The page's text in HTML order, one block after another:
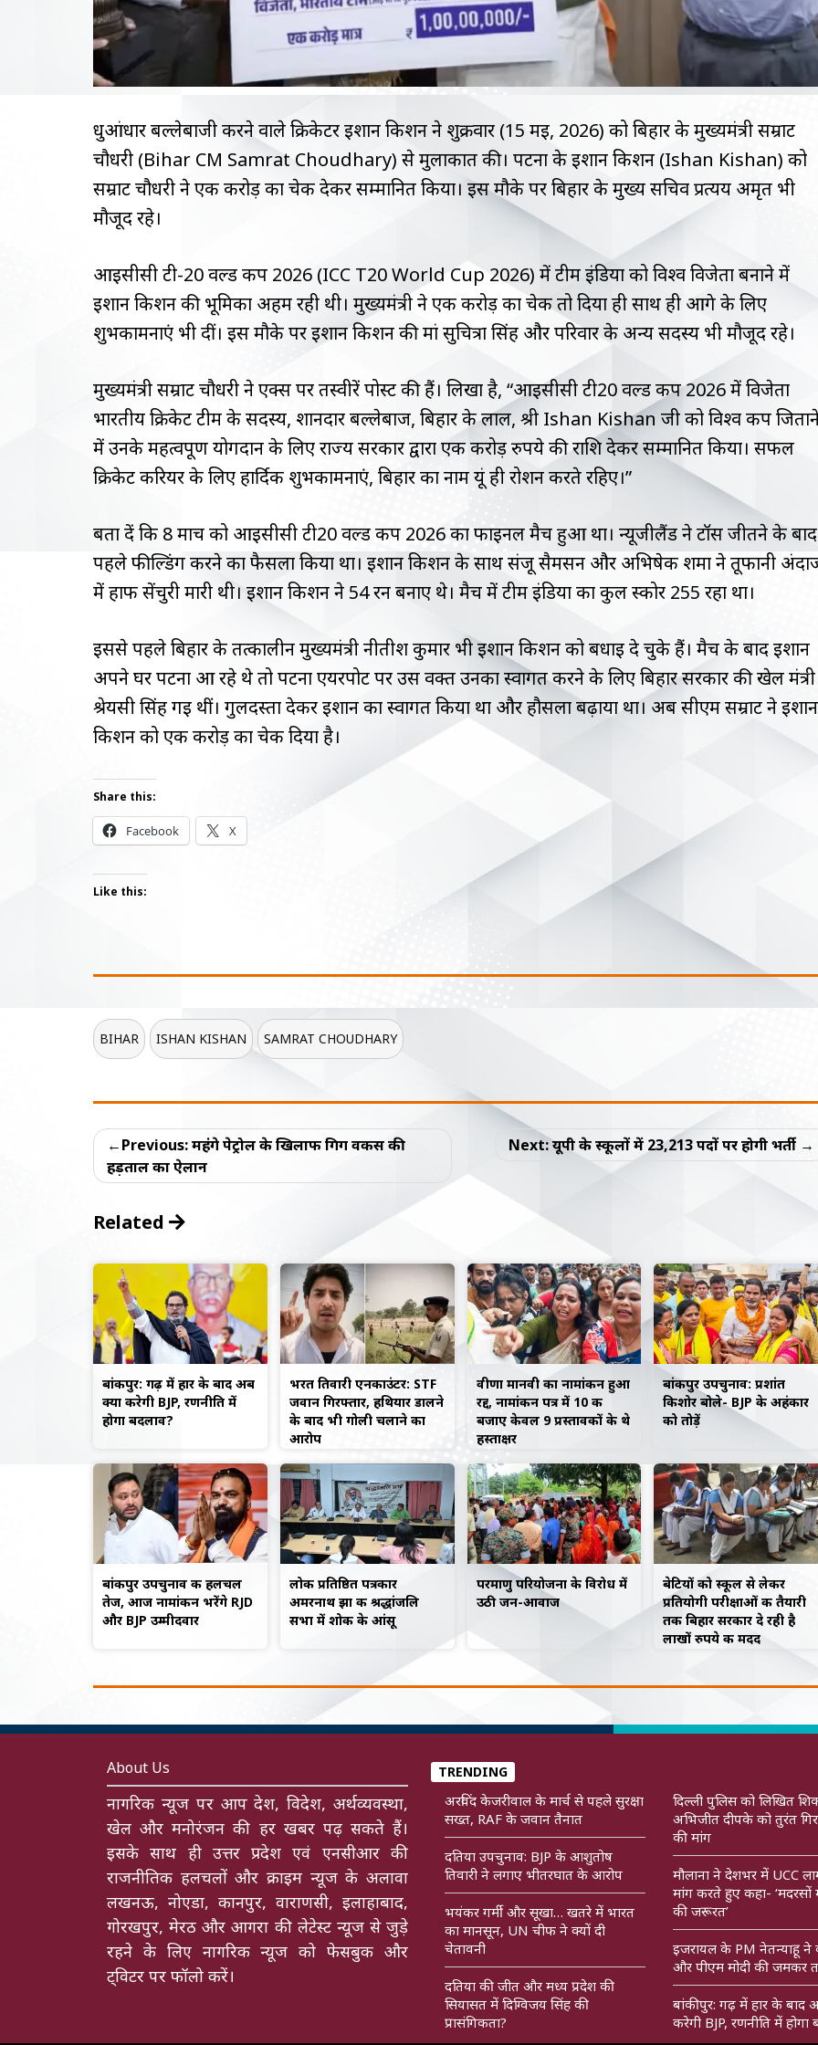
धुआंधार बल्लेबाजी करने वाले क्रिकेटर ईशान किशन ने शुक्रवार (15 मई, 2026) को बिहार के मुख्यमंत्री सम्राट
चौधरी (Bihar CM Samrat Choudhary) से मुलाकात की। पटना के ईशान किशन (Ishan Kishan) को
सम्राट चौधरी ने एक करोड़ का चेक देकर सम्मानित किया। इस मौके पर बिहार के मुख्य सचिव प्रत्यय अमृत भी
मौजूद रहे।
आईसीसी टी-20 वर्ल्ड कप 2026 (ICC T20 World Cup 2026) में टीम इंडिया को विश्व विजेता बनाने में
ईशान किशन की भूमिका अहम रही थी। मुख्यमंत्री ने एक करोड़ का चेक तो दिया ही साथ ही आगे के लिए
शुभकामनाएं भी दीं। इस मौके पर ईशान किशन की मां सुचित्रा सिंह और परिवार के अन्य सदस्य भी मौजूद रहे।
मुख्यमंत्री सम्राट चौधरी ने एक्स पर तस्वीरें पोस्ट की हैं। लिखा है, “आईसीसी टी20 वर्ल्ड कप 2026 में विजेता
भारतीय क्रिकेट टीम के सदस्य, शानदार बल्लेबाज, बिहार के लाल, श्री Ishan Kishan जी को विश्व कप
में उनके महत्वपूर्ण योगदान के लिए राज्य सरकार द्वारा एक करोड़ रुपये की राशि देकर सम्मानित किया। सफल
क्रिकेट करियर के लिए हार्दिक शुभकामनाएं, बिहार का नाम यूं ही रोशन करते रहिए।”
बता दें कि 8 मार्च को आईसीसी टी20 वर्ल्ड कप 2026 का फाइनल मैच हुआ था। न्यूजीलैंड ने टॉस जीतने के बाद
पहले फील्डिंग करने का फैसला किया था। ईशान किशन के साथ संजू सैमसन और अभिषेक शर्मा ने तूफानी
में हाफ सेंचुरी मारी थी। ईशान किशन ने 54 रन बनाए थे। मैच में टीम इंडिया का कुल स्कोर 255 रहा था।
इससे पहले बिहार के तत्कालीन मुख्यमंत्री नीतीश कुमार भी ईशान किशन को बधाई दे चुके हैं। मैच के बाद ईशान
अपने घर पटना आ रहे थे तो पटना एयरपोर्ट पर उस वक्त उनका स्वागत करने के लिए बिहार सरकार की खेल मंत्री
श्रेयसी सिंह गई थीं। गुलदस्ता देकर ईशान का स्वागत किया था और हौसला बढ़ाया था। अब सीएम सम्राट ने ईशान
किशन को एक करोड़ का चेक दिया है।
Share this:
Facebook X
Like this:
BIHAR ISHAN KISHAN SAMRAT CHOUDHARY
Post
navigation
Previous:महंगे पेट्रोल के खिलाफ गिग वर्कर्स की
हड़ताल का ऐलान
Next:यूपी के स्कूलों में 23,213 पदों पर होगी भर्ती
Related
बांकीपुर: गढ़ में हार के बाद अब
क्या करेगी BJP, रणनीति में
होगा बदलाव?
भरत तिवारी एनकाउंटर: STF
जवान गिरफ्तार, हथियार डालने
के बाद भी गोली चलाने का
आरोप
वीणा मानवी का नामांकन हुआ
रद्द, नामांकन पत्र में 10 की
बजाए केवल 9 प्रस्तावकों के थे
हस्ताक्षर
बांकीपुर उपचुनाव: प्रशांत
किशोर बोले- BJP के अहंकार
को तोड़ें
बांकीपुर उपचुनाव की हलचल
तेज, आज नामांकन भरेंगे RJD
और BJP उम्मीदवार
लोक प्रतिष्ठित पत्रकार
अमरनाथ झा की श्रद्धांजलि
सभा में शोक के आंसू
परमाणु परियोजना के विरोध में
उठी जन-आवाज
बेटियों को स्कूल से लेकर
प्रतियोगी परीक्षाओं की तैयारी
तक बिहार सरकार दे रही है
लाखों रुपये की मदद
About Us
नागरिक न्यूज पर आप देश, विदेश, अर्थव्यवस्था,
खेल और मनोरंजन की हर खबर पढ़ सकते हैं।
इसके साथ ही उत्तर प्रदेश एवं एनसीआर की
राजनीतिक हलचलों और क्राइम न्यूज के अलावा
लखनऊ, नोएडा, कानपुर, वाराणसी, इलाहाबाद,
गोरखपुर, मेरठ और आगरा की लेटेस्ट न्यूज से जुड़े
रहने के लिए नागरिक न्यूज को फेसबुक और
ट्विटर पर फॉलो करें।
TRENDING
अरविंद केजरीवाल के मार्च से पहले सुरक्षा
सख्त, RAF के जवान तैनात
दतिया उपचुनाव: BJP के आशुतोष
तिवारी ने लगाए भीतरघात के आरोप
भयंकर गर्मी और सूखा… खतरे में भारत
का मानसून, UN चीफ ने क्यों दी
चेतावनी
दतिया की जीत और मध्य प्रदेश की
सियासत में दिग्विजय सिंह की
प्रासंगिकता?
दिल्ली पुलिस को लिखित
अभिजीत दीपके को तुरंत
की मांग
मौलाना ने देशभर में UCC
मांग करते हुए कहा- ‘मदरसों में
की जरूरत’
इजरायल के PM नेतन्याहू ने
और पीएम मोदी की जमकर
बांकीपुर: गढ़ में हार के बाद
करेगी BJP, रणनीति में होगा